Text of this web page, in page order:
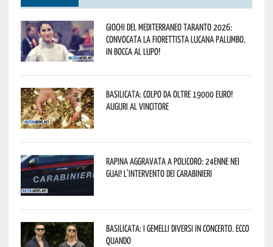
Giochi del Mediterraneo Taranto 2026:
convocata la fiorettista lucana Palumbo.
In bocca al lupo!
Basilicata: colpo da oltre 19000 Euro!
Auguri al vincitore
Rapina aggravata a Policoro: 24enne nei
guai! L’intervento dei Carabinieri
Basilicata: i Gemelli DiVersi in concerto. Ecco
quando